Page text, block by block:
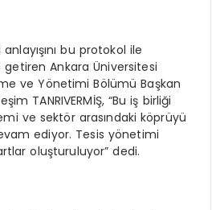
bu protokol ile
Ankara Üniversitesi
ve Yönetimi Bölümü Başkan
TANRIVERMİŞ, “Bu iş birliği
ve sektör arasındaki köprüyü
ediyor. Tesis yönetimi
oluşturuluyor” dedi.